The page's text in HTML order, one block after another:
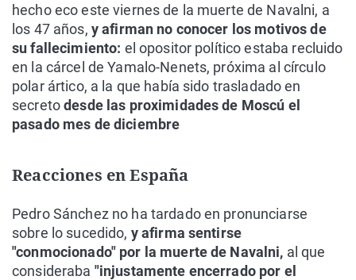
hecho eco este viernes de la muerte de Navalni, a
los 47 años, y afirman no conocer los motivos de
su fallecimiento: el opositor político estaba recluido
en la cárcel de Yamalo-Nenets, próxima al círculo
polar ártico, a la que había sido trasladado en
secretodesde las proximidades de Moscú el
pasado mes de diciembre
Reacciones en España
Pedro Sánchez no ha tardado en pronunciarse
sobre lo sucedido, y afirma sentirse
"conmocionado" por la muerte de Navalni, al que
consideraba "injustamente encerrado por el